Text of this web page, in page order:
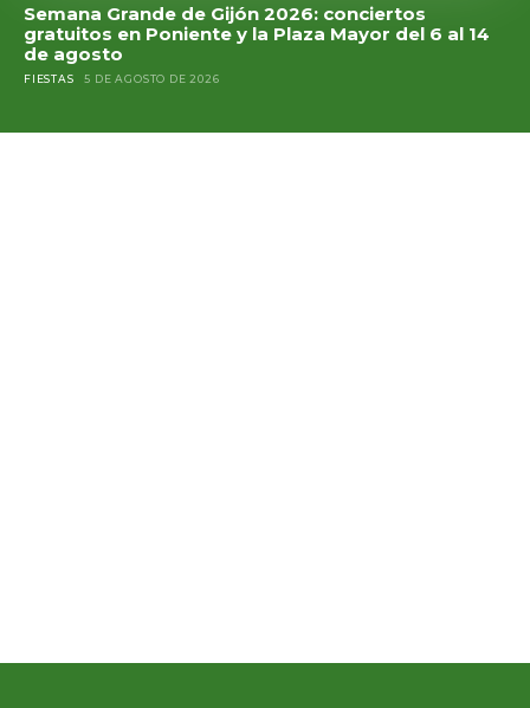
Semana Grande de Gijón 2026: conciertos
gratuitos en Poniente y la Plaza Mayor del 6 al 14
de agosto
FIESTAS 5 DE AGOSTO DE 2026